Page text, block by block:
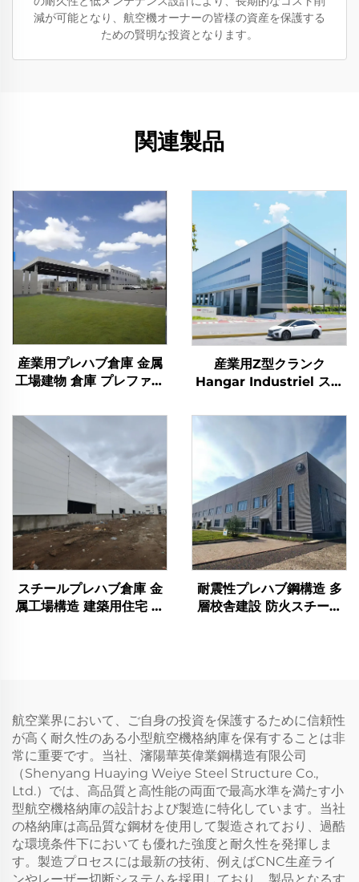
減が可能となり、航空機オーナーの皆様の資産を保護する
ための賢明な投資となります。
関連製品
産業用プレハブ倉庫 金属
工場建物 倉庫 プレファブ
スチール建物
産業用Z型クランク
Hangar Industriel スチ
ハブ金属建物
スチールプレハブ倉庫 金
属工場構造 建築用住宅 窓
耐震性プレハブ鋼構造 多
層校舎建設 防火スチール
航空業界において、ご自身の投資を保護するために信頼性
が高く耐久性のある小型航空機格納庫を保有することは非
常に重要です。当社、瀋陽華英偉業鋼構造有限公司
（Shenyang Huaying Weiye Steel Structure Co.,
Ltd.）では、高品質と高性能の両面で最高水準を満たす小
型航空機格納庫の設計および製造に特化しています。当社
の格納庫は高品質な鋼材を使用して製造されており、過酷
な環境条件下においても優れた強度と耐久性を発揮しま
す。製造プロセスには最新の技術、例えばCNC生産ライ